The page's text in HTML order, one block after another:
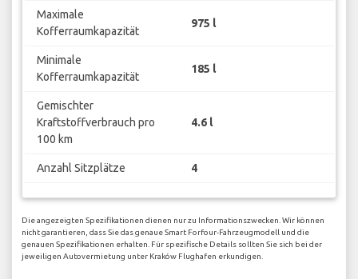
Maximale
Kofferraumkapazität
975 l
Minimale
Kofferraumkapazität
185 l
Gemischter
Kraftstoffverbrauch pro
100 km
4.6 l
Anzahl Sitzplätze 4
Die angezeigten Spezifikationen dienen nur zu Informationszwecken. Wir können
nicht garantieren, dass Sie das genaue Smart Forfour-Fahrzeugmodell und die
genauen Spezifikationen erhalten. Für spezifische Details sollten Sie sich bei der
jeweiligen Autovermietung unter Kraków Flughafen erkundigen.